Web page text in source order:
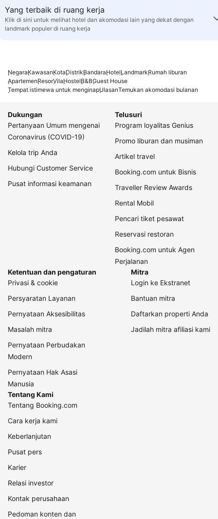
Yang terbaik di ruang kerja
Klik di sini untuk melihat hotel dan akomodasi lain yang dekat dengan
landmark populer di ruang kerja
NegaraKawasanKotaDistrikBandaraHotelLandmarkRumah liburan
ApartemenResorVilaHostelB&BGuest House
Tempat istimewa untuk menginapUlasanTemukan akomodasi bulanan
Dukungan
Pertanyaan Umum mengenai
Coronavirus (COVID-19)
Kelola trip Anda
Hubungi Customer Service
Pusat informasi keamanan
Telusuri
Program loyalitas Genius
Promo liburan dan musiman
Artikel travel
Booking.com untuk Bisnis
Traveller Review Awards
Rental Mobil
Pencari tiket pesawat
Reservasi restoran
Booking.com untuk Agen
Perjalanan
Ketentuan dan pengaturan
Privasi & cookie
Persyaratan Layanan
Pernyataan Aksesibilitas
Masalah mitra
Pernyataan Perbudakan
Modern
Pernyataan Hak Asasi
Manusia
Mitra
Login ke Ekstranet
Bantuan mitra
Daftarkan properti Anda
Jadilah mitra afiliasi kami
Tentang Kami
Tentang Booking.com
Cara kerja kami
Keberlanjutan
Pusat pers
Karier
Relasi investor
Kontak perusahaan
Pedoman konten dan